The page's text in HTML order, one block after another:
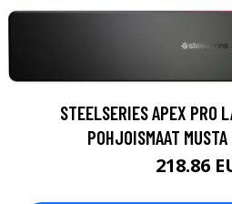
STEELSERIES APEX PRO
POHJOISMAAT
218.86